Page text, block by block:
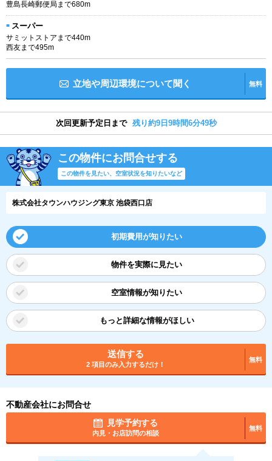
豊島長崎郵便局まで680m
スーパー
サミットストアまで440m
西友まで495m
立地や周辺環境について聞く 無料
次回更新予定日まで 残り約9日9時間6分49秒
この物件にお問合せする
この物件を見たい、空室状況を知りたいなど
株式会社タウンハウジング東京 池袋西口店
初期費用が知りたい
物件を実際に見たい
空室情報が知りたい
もっと詳細な情報がほしい
送信する
2 項目のみ入力するだけ！
無料
不動産会社にお問合せ
見学予約する
内見・お店訪問の相談
無料